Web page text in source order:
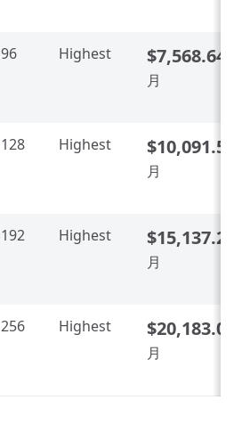
96 Highest $7,568.64
月
128 Highest
月
192 Highest
月
256 Highest
月